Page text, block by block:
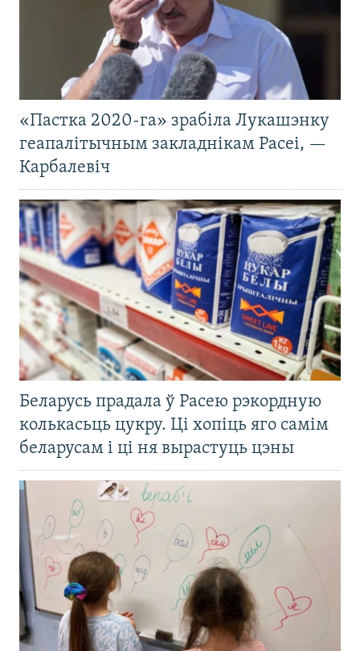
«Пастка 2020-га» зрабіла Лукашэнку
геапалітычным закладнікам Расеі, —
Карбалевіч
Беларусь прадала ў Расею рэкордную
колькасьць цукру. Ці хопіць яго самім
беларусам і ці ня вырастуць цэны